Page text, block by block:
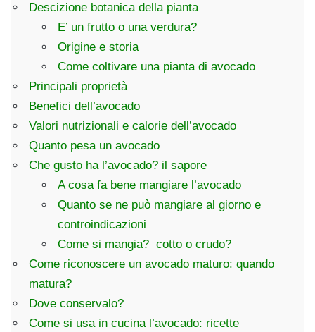
Descizione botanica della pianta
E’ un frutto o una verdura?
Origine e storia
Come coltivare una pianta di avocado
Principali proprietà
Benefici dell’avocado
Valori nutrizionali e calorie dell’avocado
Quanto pesa un avocado
Che gusto ha l’avocado? il sapore
A cosa fa bene mangiare l’avocado
Quanto se ne può mangiare al giorno e
controindicazioni
Come si mangia? cotto o crudo?
Come riconoscere un avocado maturo: quando
matura?
Dove conservalo?
Come si usa in cucina l’avocado: ricette